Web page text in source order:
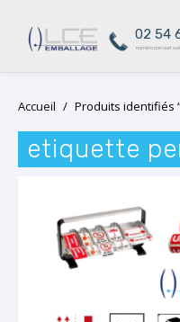
02 54
numéro non surtaxé
content
Accueil / Produits identifiés
etiquette